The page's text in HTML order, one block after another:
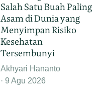
Salah Satu Buah Paling
Asam di Dunia yang
Menyimpan Risiko
Kesehatan
Tersembunyi
Akhyari Hananto
9 Agu 2026